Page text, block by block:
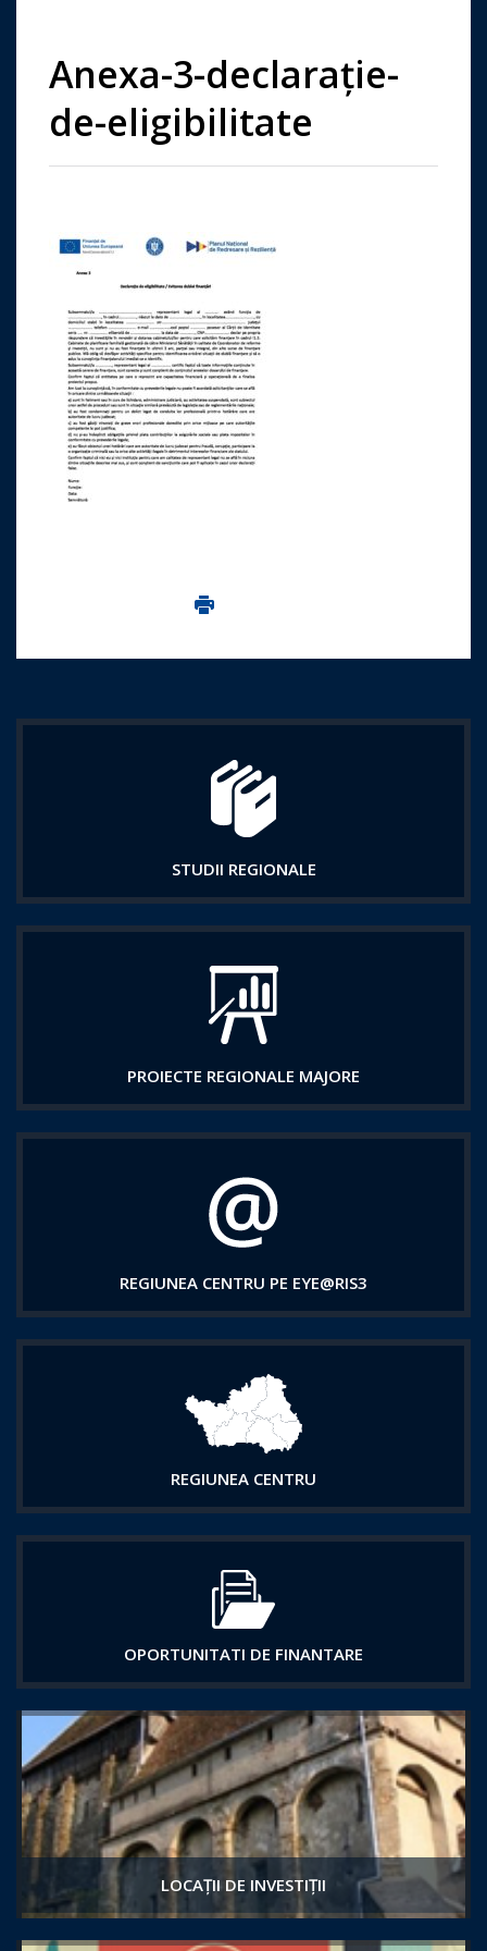
Anexa-3-declarație-
de-eligibilitate
Imprima aceasta pagina
STUDII REGIONALE
PROIECTE REGIONALE MAJORE
REGIUNEA CENTRU PE EYE@RIS3
REGIUNEA CENTRU
OPORTUNITATI DE FINANTARE
LOCAȚII DE INVESTIȚII